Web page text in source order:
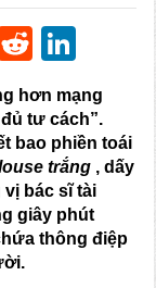
TumblrReddit
hơn mạng
tư cách”.
bao phiền toái
trắng , dấy
bác sĩ tài
giây phút
thông điệp